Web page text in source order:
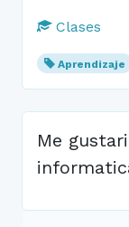
Clases
Aprendizaje
Me